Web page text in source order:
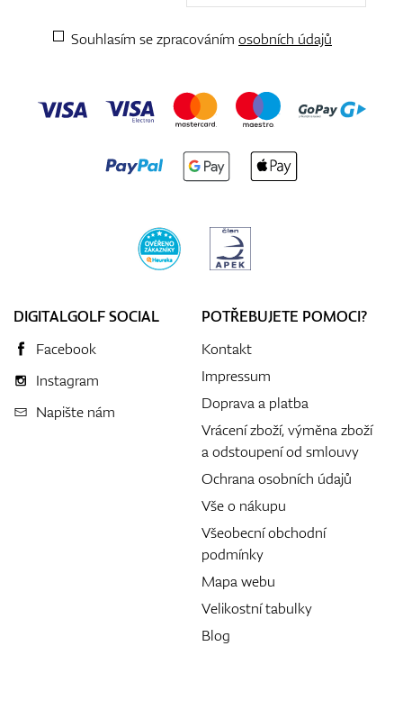
Souhlasím se zpracováním osobních údajů
DIGITALGOLF SOCIAL
Facebook
Instagram
Napište nám
POTŘEBUJETE POMOCI?
Kontakt
Impressum
Doprava a platba
Vrácení zboží, výměna zboží
a odstoupení od smlouvy
Ochrana osobních údajů
Vše o nákupu
Všeobecní obchodní
podmínky
Mapa webu
Velikostní tabulky
Blog